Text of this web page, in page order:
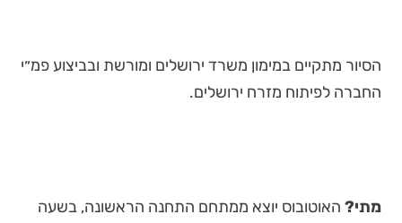
הסיור מתקיים במימון משרד ירושלים ומורשת ובביצוע פמ״י
החברה לפיתוח מזרח ירושלים.
מתי? האוטובוס יוצא ממתחם התחנה הראשונה, בשעה